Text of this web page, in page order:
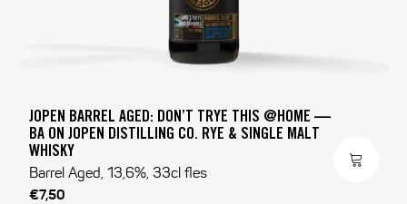
JOPEN BARREL AGED: DON’T TRYE THIS @HOME —
BA ON JOPEN DISTILLING CO. RYE & SINGLE MALT
WHISKY
Barrel Aged, 13,6%, 33cl fles
€7,50